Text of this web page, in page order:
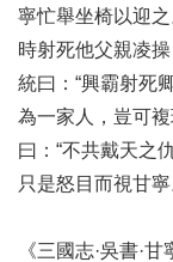
寧忙舉坐椅以迎
時射死他父親凌
統曰：“興霸射死
為一家人，豈可
曰：“不共戴天之
只是怒目而視甘寧
《三國志·吳書·